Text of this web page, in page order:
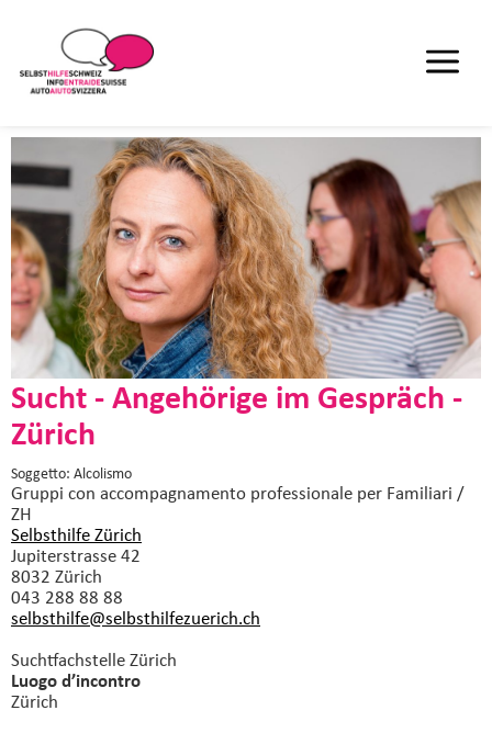
Sucht - Angehörige im Gespräch -
Zürich
Soggetto: Alcolismo
Gruppi con accompagnamento professionale per Familiari /
ZH
Selbsthilfe Zürich
Jupiterstrasse 42
8032 Zürich
043 288 88 88
selbsthilfe@selbsthilfezuerich.ch
Suchtfachstelle Zürich
Luogo d’incontro
Zürich